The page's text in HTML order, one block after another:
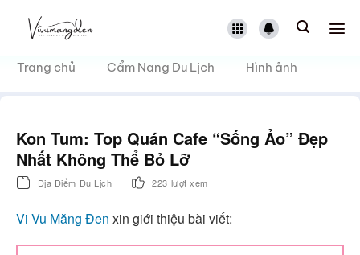
dungTrang chủ Cẩm Nang Du Lịch Hình ảnh
Kon Tum: Top Quán Cafe “Sống Ảo” Đẹp
Nhất Không Thể Bỏ Lỡ
Địa Điểm Du Lịch 223 lượt xem
Vi Vu Măng Đen xin giới thiệu bài viết: